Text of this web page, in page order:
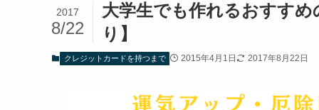
大学生でも作れるおすす
り】
2017
8/22
クレジットカードを持つまで 2015年4月1日 2017年8月22日